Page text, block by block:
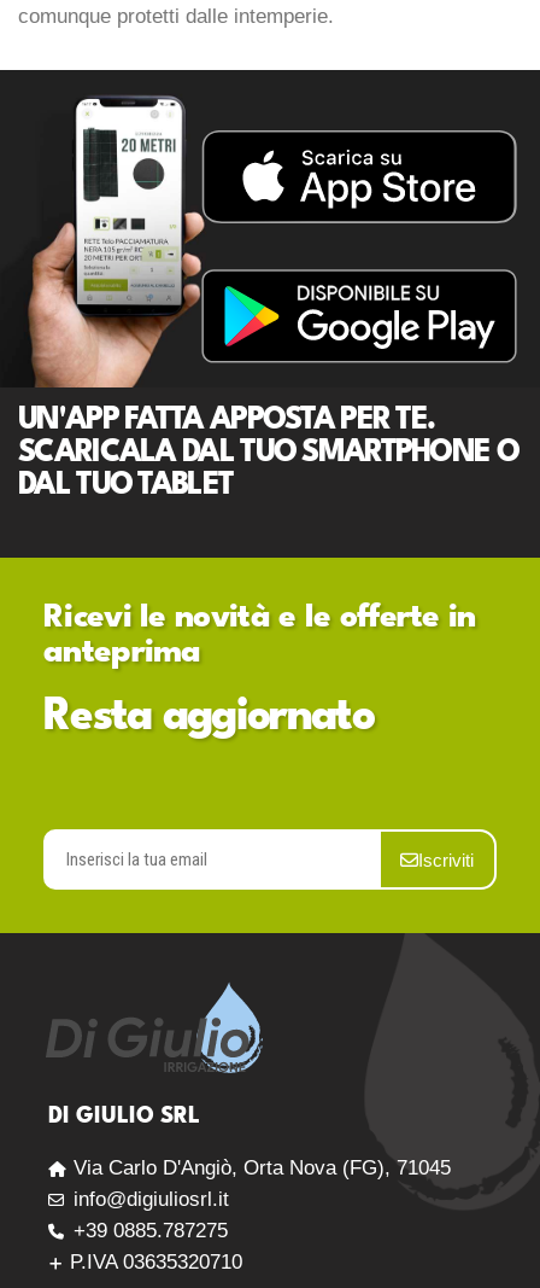
comunque protetti dalle intemperie.
UN'APP FATTA APPOSTA PER TE.
SCARICALA DAL TUO SMARTPHONE O
DAL TUO TABLET
Ricevi le novità e le offerte in
anteprima
Resta aggiornato
Iscriviti
DI GIULIO SRL
Via Carlo D'Angiò, Orta Nova (FG), 71045
info@digiuliosrl.it
+39 0885.787275
P.IVA 03635320710